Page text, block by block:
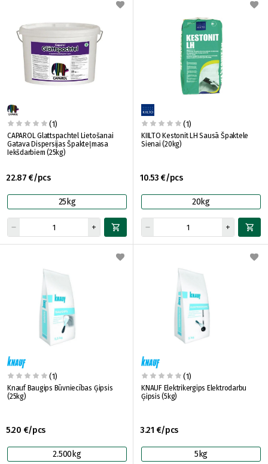
(1)
CAPAROL Glattspachtel Lietošanai
Gatava Dispersijas Špakteļmasa
Iekšdarbiem (25kg)
22.87 €/pcs
25kg
(1)
KIILTO Kestonit LH Sausā Špaktele
Sienai (20kg)
10.53 €/pcs
20kg
(1)
Knauf Baugips Būvniecības Ģipsis
(25kg)
5.20 €/pcs
2.500kg
(1)
KNAUF Elektrikergips Elektrodarbu
Ģipsis (5kg)
3.21 €/pcs
5kg